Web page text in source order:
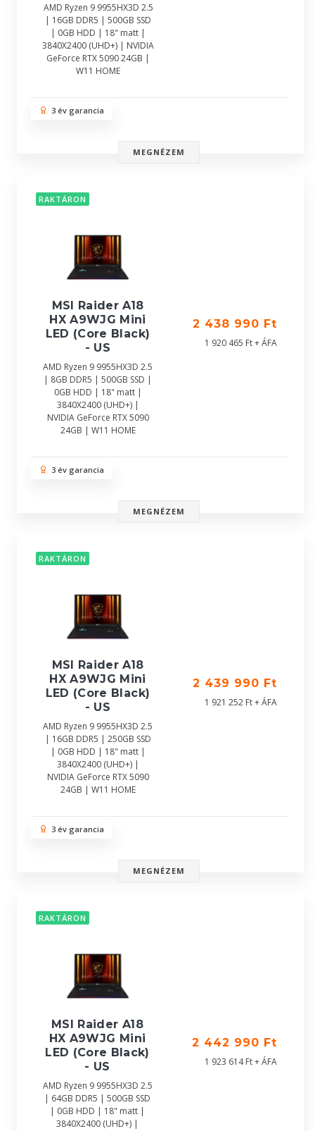
AMD Ryzen 9 9955HX3D 2.5
| 16GB DDR5 | 500GB SSD
| 0GB HDD | 18" matt |
3840X2400 (UHD+) | NVIDIA
GeForce RTX 5090 24GB |
W11 HOME
3 év garancia
MEGNÉZEM
RAKTÁRON
MSI Raider A18
HX A9WJG Mini
LED (Core Black)
- US
AMD Ryzen 9 9955HX3D 2.5
| 8GB DDR5 | 500GB SSD |
0GB HDD | 18" matt |
3840X2400 (UHD+) |
NVIDIA GeForce RTX 5090
24GB | W11 HOME
2 438 990 Ft
1 920 465 Ft + ÁFA
3 év garancia
MEGNÉZEM
RAKTÁRON
MSI Raider A18
HX A9WJG Mini
LED (Core Black)
- US
AMD Ryzen 9 9955HX3D 2.5
| 16GB DDR5 | 250GB SSD
| 0GB HDD | 18" matt |
3840X2400 (UHD+) |
NVIDIA GeForce RTX 5090
24GB | W11 HOME
2 439 990 Ft
1 921 252 Ft + ÁFA
3 év garancia
MEGNÉZEM
RAKTÁRON
MSI Raider A18
HX A9WJG Mini
LED (Core Black)
- US
AMD Ryzen 9 9955HX3D 2.5
| 64GB DDR5 | 500GB SSD
| 0GB HDD | 18" matt |
3840X2400 (UHD+) |
2 442 990 Ft
1 923 614 Ft + ÁFA